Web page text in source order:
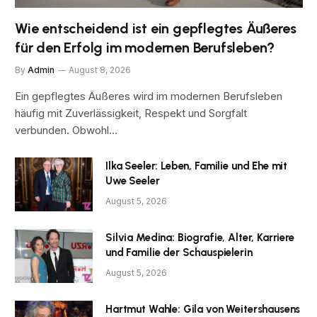
Wie entscheidend ist ein gepflegtes Äußeres
für den Erfolg im modernen Berufsleben?
By Admin August 8, 2026
Ein gepflegtes Äußeres wird im modernen Berufsleben
häufig mit Zuverlässigkeit, Respekt und Sorgfalt
verbunden. Obwohl…
Ilka Seeler: Leben, Familie und Ehe mit
Uwe Seeler
August 5, 2026
Silvia Medina: Biografie, Alter, Karriere
und Familie der Schauspielerin
August 5, 2026
Hartmut Wahle: Gila von Weitershausens